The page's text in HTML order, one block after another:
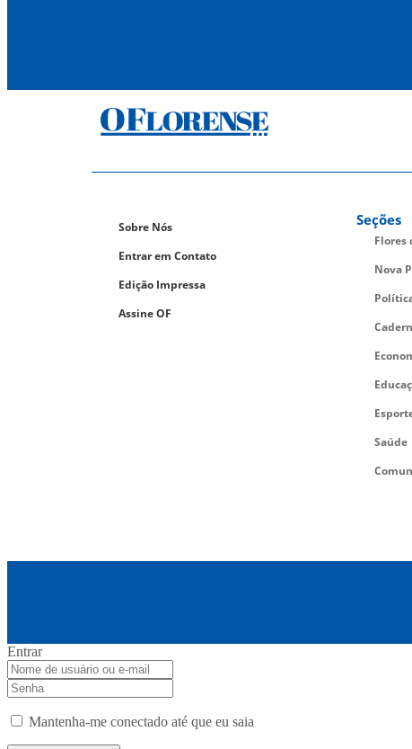
Sobre Nós
Entrar em Contato
Edição Impressa
Assine OF
Seções
Flores
Nova
Saúde
Entrar
Mantenha-me conectado até que eu saia